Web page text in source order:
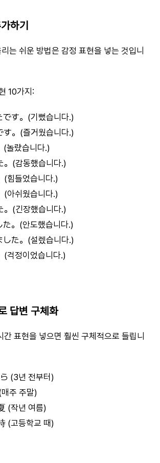
하기
는 쉬운 방법은 감정 표현을 넣는 것입니
10가지:
す。(기뻤습니다.)
。(즐거웠습니다.)
놀랐습니다.)
(감동했습니다.)
힘들었습니다.)
아쉬웠습니다.)
(긴장했습니다.)
。(안도했습니다.)
た。(설렜습니다.)
걱정이었습니다.)
답변 구체화
간 표현을 넣으면 훨씬 구체적으로 들립니
(3년 전부터)
주 주말)
(작년 여름)
(고등학교 때)